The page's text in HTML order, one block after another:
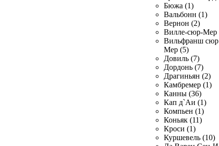
Бюжа (1)
Вальбонн (1)
Вернон (2)
Вилле-сюр-Мер
Вильфранш сюр
Мер (5)
Довиль (7)
Дордонь (7)
Драгиньян (2)
Камбремер (1)
Канны (36)
Кап д`Аи (1)
Компьен (1)
Коньяк (11)
Кроси (1)
Куршевель (10)